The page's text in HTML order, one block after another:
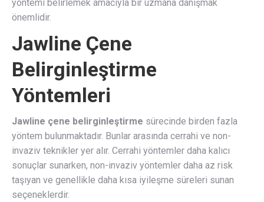
yöntemi belirlemek amacıyla bir uzmana danışmak
önemlidir.
Jawline Çene
Belirginleştirme
Yöntemleri
Jawline çene belirginleştirme sürecinde birden fazla
yöntem bulunmaktadır. Bunlar arasında cerrahi ve non-
invaziv teknikler yer alır. Cerrahi yöntemler daha kalıcı
sonuçlar sunarken, non-invaziv yöntemler daha az risk
taşıyan ve genellikle daha kısa iyileşme süreleri sunan
seçeneklerdir.